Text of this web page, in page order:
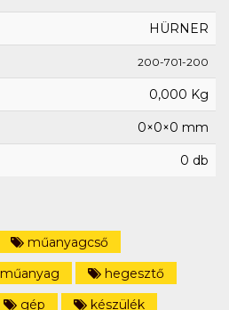
HÜRNER
200-701-200
0,000 Kg
0×0×0 mm
0 db
műanyagcső
műanyag
hegesztő
gép
készülék